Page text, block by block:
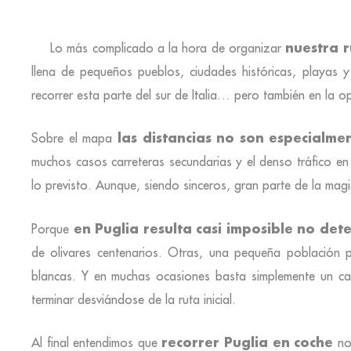
Lo más complicado a la hora de organizar nuestra
llena de pequeños pueblos, ciudades históricas,
recorrer esta parte del sur de Italia… pero también en la
Sobre el mapa las distancias no son
muchos casos carreteras secundarias y el denso tráfico
lo previsto. Aunque, siendo sinceros, gran parte de la
Porque en Puglia resulta casi imposible no
de olivares centenarios. Otras, una pequeña
blancas. Y en muchas ocasiones basta simplemente
terminar desviándose de la ruta inicial.
Al final entendimos que recorrer Puglia en coche